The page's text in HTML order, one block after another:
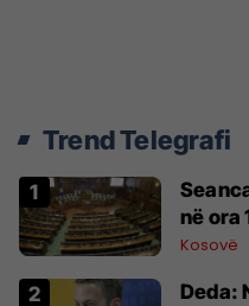
Trend Telegrafi
në ora
Kosovë
Deda: